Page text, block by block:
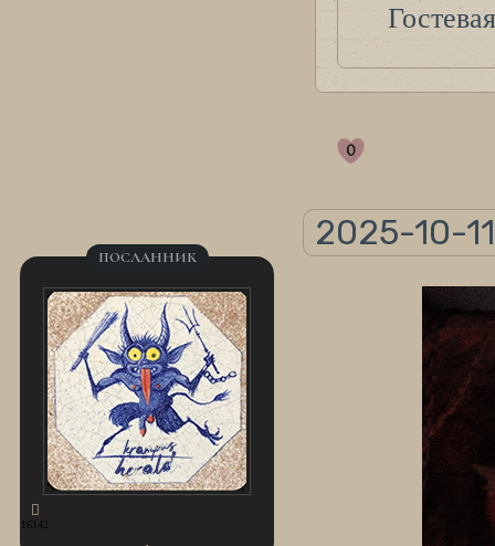
Гостевая
0
2025-10-
ПОСЛАННИК
16142